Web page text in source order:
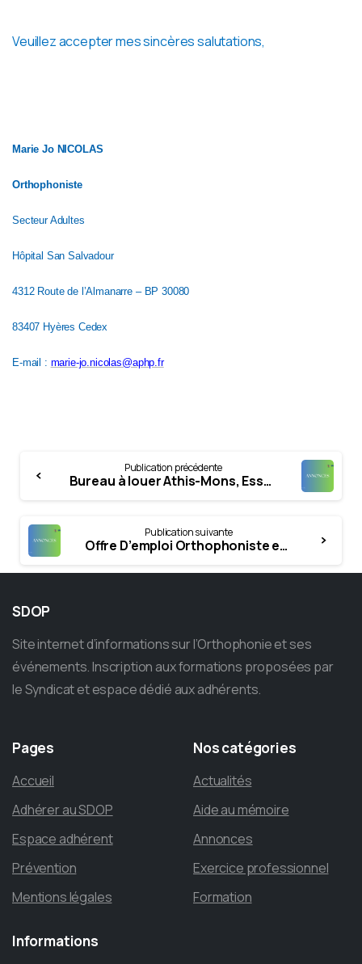
Veuillez accepter mes sincères salutations,
Marie Jo NICOLAS
Orthophoniste
Secteur Adultes
Hôpital San Salvadour
4312 Route de l’Almanarre – BP 30080
83407 Hyères Cedex
E-mail : marie-jo.nicolas@aphp.fr
Reading
Publication précédente
Bureau à louer Athis-Mons, Essonne (91200)
Publication suivante
Offre D’emploi Orthophoniste en CDD pour le CMPR de Bobigny
SDOP
Site internet d’informations sur l’Orthophonie et ses
événements. Inscription aux formations proposées par
le Syndicat et espace dédié aux adhérents.
Pages
Accueil
Adhérer au SDOP
Espace adhérent
Prévention
Mentions légales
Noscatégories
Actualités
Aide au mémoire
Annonces
Exercice professionnel
Formation
Informations